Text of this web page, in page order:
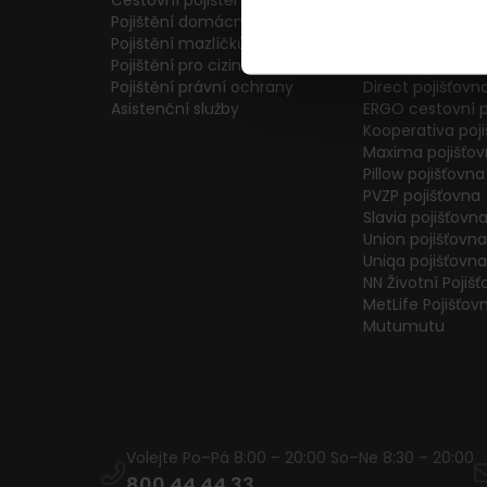
Pojištění domácnosti
Pojištění mazlíčků
Pojištění pro cizince
Pojištění právní ochrany
Asistenční služby
Direct
ERGO cestovní
Kooperativa
Maxima
Pillow pojišťovna
PVZP pojišťovna
Slavia pojišťovna
Union pojišťovna
Uniqa pojišťovna
NN Životní
MetLife
Mutumutu
Volejte Po–Pá 8:00 – 20:00 So–Ne 8:30 – 20:00